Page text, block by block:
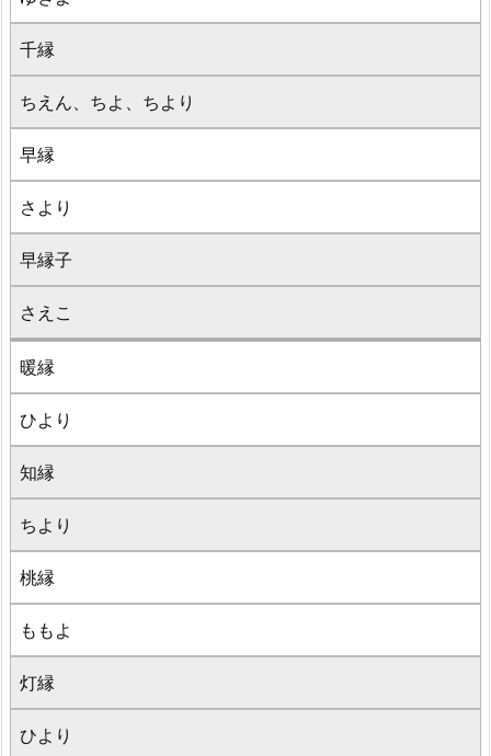
千縁
ちえん、ちよ、ちより
早縁
さより
早縁子
さえこ
暖縁
ひより
知縁
ちより
桃縁
ももよ
灯縁
ひより